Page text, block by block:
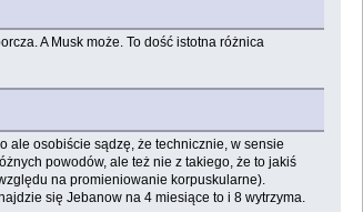
A Musk może. To dość istotna różnica
ale osobiście sądzę, że technicznie, w sensie
powodów, ale też nie z takiego, że to jakiś
na promieniowanie korpuskularne).
się Jebanow na 4 miesiące to i 8 wytrzyma.